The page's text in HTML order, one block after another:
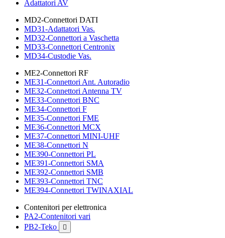
Adattatori AV
MD2-Connettori DATI
MD31-Adattatori Vas.
MD32-Connettori a Vaschetta
MD33-Connettori Centronix
MD34-Custodie Vas.
ME2-Connettori RF
ME31-Connettori Ant. Autoradio
ME32-Connettori Antenna TV
ME33-Connettori BNC
ME34-Connettori F
ME35-Connettori FME
ME36-Connettori MCX
ME37-Connettori MINI-UHF
ME38-Connettori N
ME390-Connettori PL
ME391-Connettori SMA
ME392-Connettori SMB
ME393-Connettori TNC
ME394-Connettori TWINAXIAL
Contenitori per elettronica
PA2-Contenitori vari
PB2-Teko
